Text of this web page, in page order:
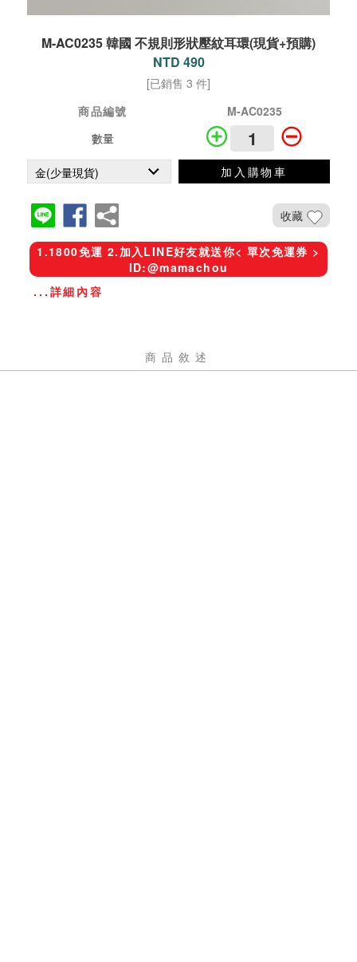
M-AC0235 韓國 不規則形狀壓紋耳環(現貨+預購)
NTD 490
[已銷售 3 件]
商品編號
M-AC0235
數量
加入購物車
收藏
1.1800免運 2.加入LINE好友就送你< 單次免運券 >
ID:@mamachou
...詳細內容
商品敘述